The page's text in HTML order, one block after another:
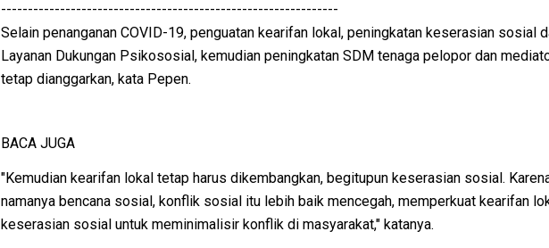
---------------------------------------------------------------
Selain penanganan COVID-19, penguatan kearifan lokal, peningkatan keserasian sosial
Layanan Dukungan Psikososial, kemudian peningkatan SDM tenaga pelopor dan
tetap dianggarkan, kata Pepen.
BACA JUGA
"Kemudian kearifan lokal tetap harus dikembangkan, begitupun keserasian sosial.
namanya bencana sosial, konflik sosial itu lebih baik mencegah, memperkuat kearifan
keserasian sosial untuk meminimalisir konflik di masyarakat," katanya.